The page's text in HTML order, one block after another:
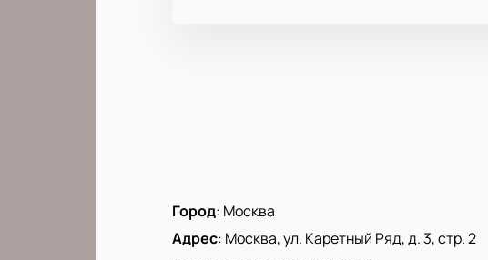
Город: Москва
Адрес: Москва, ул. Каретный Ряд, д. 3, стр. 2